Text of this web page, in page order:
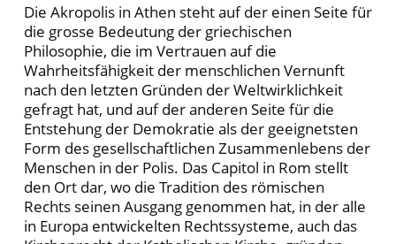
Die Akropolis in Athen steht auf der einen Seite für
die grosse Bedeutung der griechischen
Philosophie, die im Vertrauen auf die
Wahrheitsfähigkeit der menschlichen Vernunft
nach den letzten Gründen der Weltwirklichkeit
gefragt hat, und auf der anderen Seite für die
Entstehung der Demokratie als der geeignetsten
Form des gesellschaftlichen Zusammenlebens der
Menschen in der Polis. Das Capitol in Rom stellt
den Ort dar, wo die Tradition des römischen
Rechts seinen Ausgang genommen hat, in der alle
in Europa entwickelten Rechtssysteme, auch das